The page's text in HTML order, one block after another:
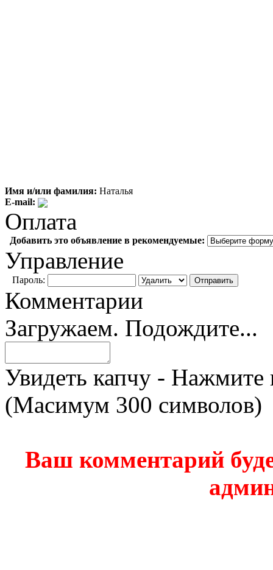
Имя и/или фамилия: Наталья
E-mail:
Оплата
Добавить это объявление в рекомендуемые:
Управление
Пароль:
Комментарии
Загружаем. Подождите...
Увидеть капчу - Нажмите
(Масимум 300 символов)
Ваш комментарий